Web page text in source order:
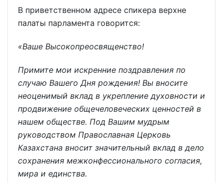
В приветственном адресе спикера верхне
палаты парламента говорится:
«Ваше Высокопреосвященство!
Примите мои искренние поздравления по
случаю Вашего Дня рождения! Вы вносите
неоценимый вклад в укрепление духовности и
продвижение общечеловеческих ценностей в
нашем обществе. Под Вашим мудрым
руководством Православная Церковь
Казахстана вносит значительный вклад в дело
сохранения межконфессионального согласия,
мира и единства.